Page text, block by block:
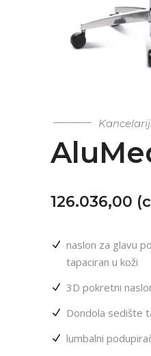
126.036,00
naslon za glavu
tapaciran u koži
3D pokretni
Dondola sedište
lumbalni